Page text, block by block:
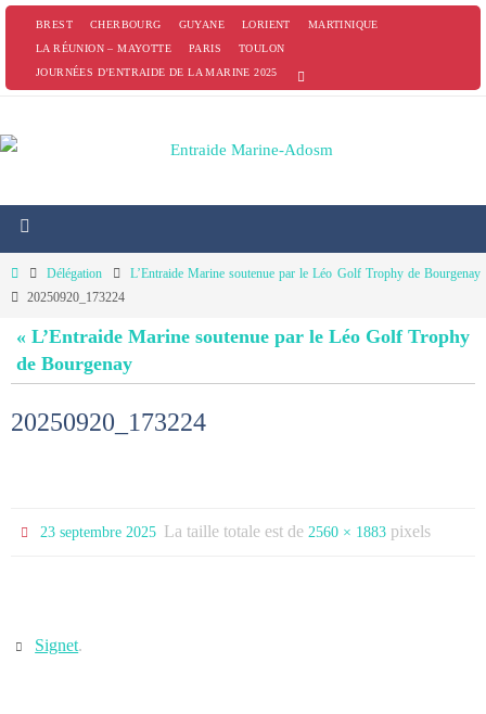
PasserBREST CHERBOURG GUYANE LORIENT
MARTINIQUE
LA RÉUNION – MAYOTTE
PARIS
TOULON
JOURNÉES D’ENTRAIDE DE LA MARINE 2025
HomeDélégation
L’Entraide Marine soutenue par le Léo Golf Trophy de Bourgenay
20250920_173224
« L’Entraide Marine soutenue par le Léo Golf Trophy
de Bourgenay
20250920_173224
23 septembre 2025 La taille totale est de 2560 × 1883 pixels
Signet.